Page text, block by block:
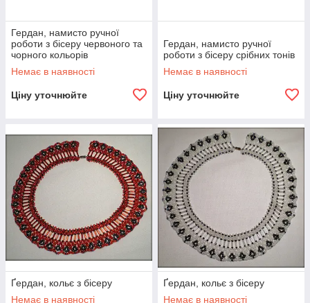
Гердан, намисто ручної
роботи з бісеру червоного та
чорного кольорів
Немає в наявності
Ціну уточнюйте
Гердан, намисто ручної
роботи з бісеру срібних тонів
Немає в наявності
Ціну уточнюйте
Ґердан, кольє з бісеру
Немає в наявності
Ґердан, кольє з бісеру
Немає в наявності